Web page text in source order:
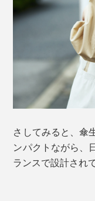
さしてみると、傘
ンパクトながら、
ランスで設計され